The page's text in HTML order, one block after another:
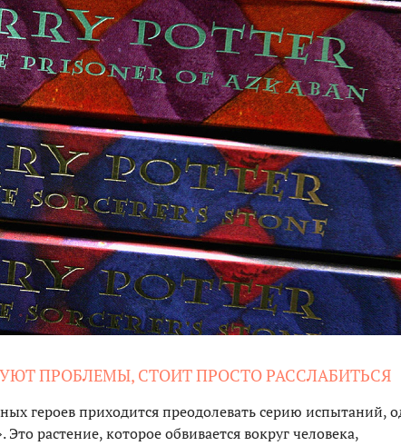
ПРОБЛЕМЫ, СТОИТ ПРОСТО РАССЛАБИТЬСЯ
героев приходится преодолевать серию испытаний,
растение, которое обвивается вокруг человека,